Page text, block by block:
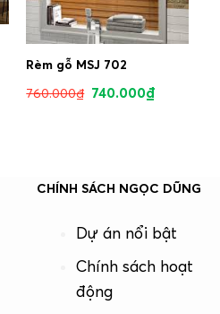
Rèm gỗ MSJ 702
760.000₫ 740.000₫
CHÍNH SÁCH NGỌC DŨNG
Dự án nổi bật
Chính sách hoạt
động